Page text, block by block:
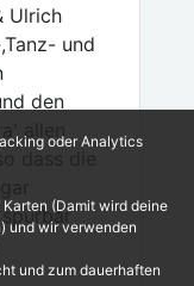
Ulrich
und
den
allen
dass die
oder Analytics
(Damit wird deine
und wir verwenden
und zum dauerhaften